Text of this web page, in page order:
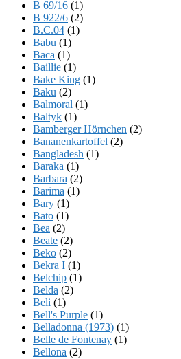
B 69/16 (1)
B 922/6 (2)
B.C.04 (1)
Babu (1)
Baca (1)
Baillie (1)
Bake King (1)
Baku (2)
Balmoral (1)
Baltyk (1)
Bamberger Hörnchen (2)
Bananenkartoffel (2)
Bangladesh (1)
Baraka (1)
Barbara (2)
Barima (1)
Bary (1)
Bato (1)
Bea (2)
Beate (2)
Beko (2)
Bekra I (1)
Belchip (1)
Belda (2)
Beli (1)
Bell's Purple (1)
Belladonna (1973) (1)
Belle de Fontenay (1)
Bellona (2)